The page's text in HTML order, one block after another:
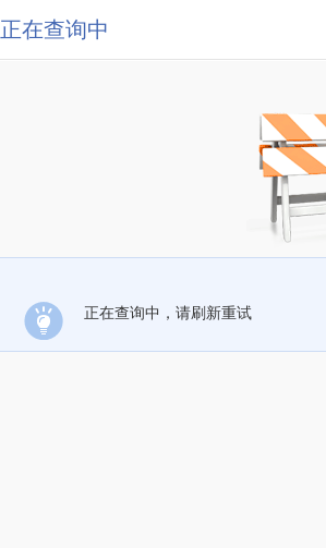
正在查询中
正在查询中，请刷新重试